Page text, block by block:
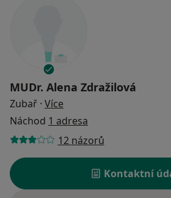
MUDr. Alena Zdražilová
Zubař · Více
Náchod 1 adresa
12 názorů
Kontaktní